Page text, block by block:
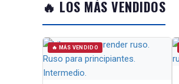
🔥 LOS MÁS VENDIDOS
🔥 MÁS VENDIDO